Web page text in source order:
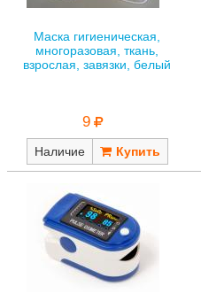
Маска гигиеническая,
многоразовая, ткань,
взрослая, завязки, белый
9
Наличие